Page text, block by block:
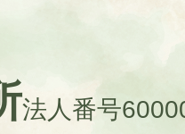
法人番号